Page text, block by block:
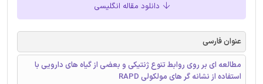
دانلود مقاله انگلیسی
عنوان فارسی
مطالعه ای بر روی روابط تنوع ژنتیکی و بعضی از گیاه های دارویی با
استفاده از نشانه گر های مولکولی RAPD